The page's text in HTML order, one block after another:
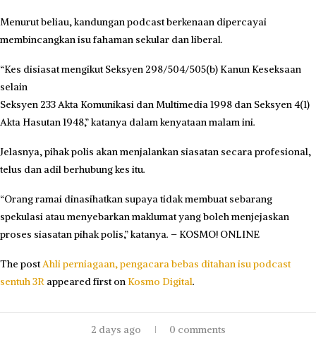
Menurut beliau, kandungan podcast berkenaan dipercayai
membincangkan isu fahaman sekular dan liberal.
“Kes disiasat mengikut Seksyen 298/504/505(b) Kanun Keseksaan
selain
Seksyen 233 Akta Komunikasi dan Multimedia 1998 dan Seksyen 4(1)
Akta Hasutan 1948,” katanya dalam kenyataan malam ini.
Jelasnya, pihak polis akan menjalankan siasatan secara profesional,
telus dan adil berhubung kes itu.
“Orang ramai dinasihatkan supaya tidak membuat sebarang
spekulasi atau menyebarkan maklumat yang boleh menjejaskan
proses siasatan pihak polis,” katanya. – KOSMO! ONLINE
The postAhli perniagaan, pengacara bebas ditahan isu podcast
sentuh 3R appeared first on Kosmo Digital.
2 days ago 0 comments